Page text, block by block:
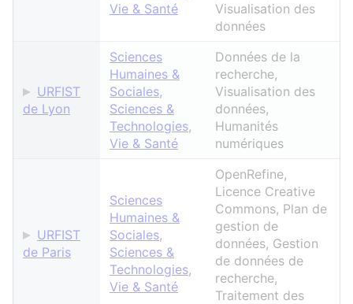
Vie & Santé
Visualisation des
données
URFIST
de Lyon
Sciences
Humaines &
Sociales,
Sciences &
Technologies,
Vie & Santé
Données de la
recherche,
Visualisation des
données,
Humanités
numériques
URFIST
de Paris
Sciences
Humaines &
Sociales,
Sciences &
Technologies,
Vie & Santé
OpenRefine,
Licence Creative
Commons, Plan de
gestion de
données, Gestion
de données de
recherche,
Traitement des